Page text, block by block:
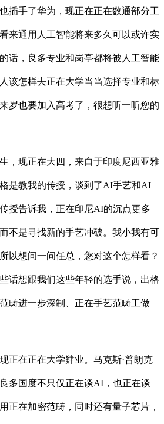
插手了华为，现正在正在数通部分工
来通用人工智能将来多久可以或许实
话，良多专业和岗亭都将被人工智能
该怎样去正在大学当当选择专业和标
岁也要加入高考了，很想听一听您的
现正在大四，来自于印度尼西亚雅
是教我的传授，谈到了AI手艺和AI
授告诉我，正在印尼AI的沉点更多
不是寻找新的手艺冲破。我小我有可
以想问一问任总，您对这个怎样看？
话想跟我们这些年轻的选手说，出格
畴进一步深制、正在手艺范畴工做
在正在大学肄业。马克斯·普朗克
多国度不只仅正在谈AI，也正在谈
正在加密范畴，同时还有量子芯片，